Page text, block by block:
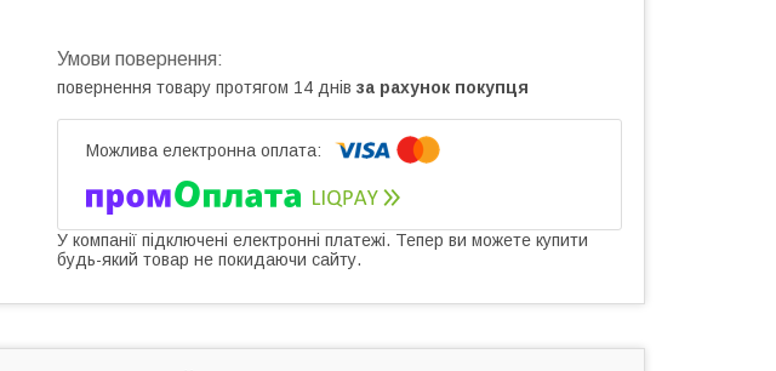
повернення товару протягом 14 днів за рахунок покупця
У компанії підключені електронні платежі. Тепер ви можете купити
будь-який товар не покидаючи сайту.